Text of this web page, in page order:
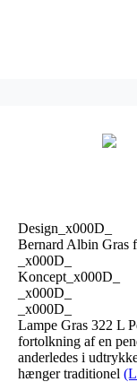
Design_x000D_
Bernard Albin Gras
_x000D_
Koncept_x000D_
_x000D_
_x000D_
Lampe Gras 322 L
fortolkning af en
anderledes i
hænger traditionel